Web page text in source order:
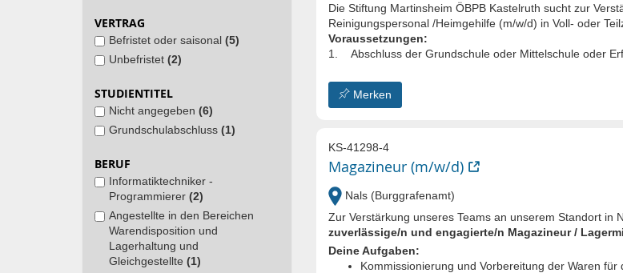
VERTRAG
Befristet oder saisonal (5)
Unbefristet (2)
STUDIENTITEL
Nicht angegeben (6)
Grundschulabschluss (1)
BERUF
Informatiktechniker -
Programmierer (2)
Angestellte in den Bereichen
Warendisposition und
Lagerhaltung und
Gleichgestellte (1)
Die Stiftung Martinsheim ÖBPB Kastelruth sucht zur
Reinigungspersonal /Heimgehilfe (m/w/d) in Voll- oder
Voraussetzungen:
1. Abschluss der Grundschule oder Mittelschule oder
Merken
KS-41298-4
Magazineur (m/w/d)
Nals (Burggrafenamt)
Zur Verstärkung unseres Teams an unserem Standort in
zuverlässige/n und engagierte/n Magazineur /
Deine Aufgaben:
Kommissionierung und Vorbereitung der Waren für